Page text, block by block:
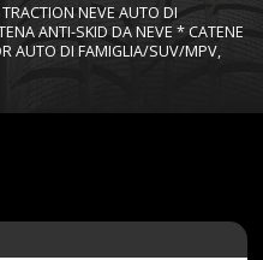
NEVE AUTO DI
ANTI-SKID DA NEVE * CATENE
AUTO DI FAMIGLIA/SUV/MPV,